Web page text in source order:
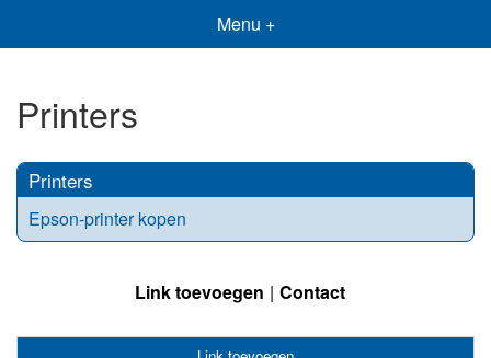
Menu +
Printers
Printers
Epson-printer kopen
Link toevoegen Contact